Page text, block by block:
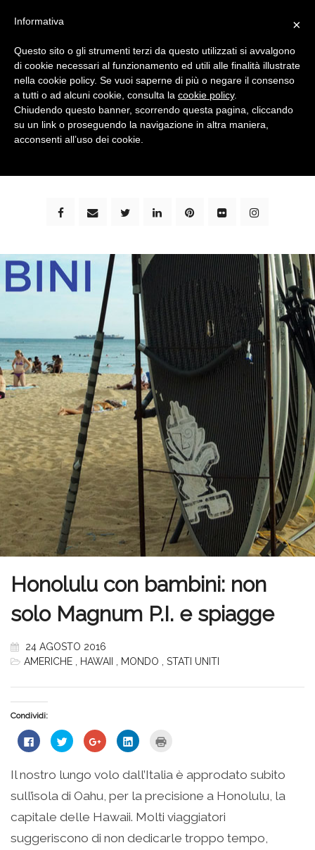
bimbi e viaggi - family travel blog: community #1 in
Honolulu con bambini: non
solo Magnum P.I. e spiagge
24 AGOSTO 2016
AMERICHE
HAWAII MONDO STATI UNITI
Condividi:
Fai
clic
su
Facebook
apre
una
nuova
finestra)
Fai
clic
condividere
su
Twitter
(Si
in
una
finestra)
Fai
clic
condividere
su
Google+
(Si
apre
in
una
finestra)
Fai
clic
condividere
su
(Si
apre
in
una
nuova
finestra)
stampare
(Si
apre
in
nuova
finestra)
Il nostro lungo volo dall’Italia è approdato subito
sull’isola di Oahu, per la precisione a Honolulu, la
capitale delle Hawaii. Molti viaggiatori
suggeriscono di non dedicarle troppo tempo,
×
Informativa
Questo sito o gli strumenti terzi da questo utilizzati si avvalgono
di cookie necessari al funzionamento ed utili alle finalità illustrate
nella cookie policy. Se vuoi saperne di più o negare il consenso
a tutti o ad alcuni cookie, consulta la cookie policy.
Chiudendo questo banner, scorrendo questa pagina, cliccando
su un link o proseguendo la navigazione in altra maniera,
acconsenti all’uso dei cookie.